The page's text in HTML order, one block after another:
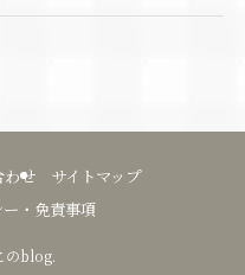
わせ
サイトマップ
・免責事項
のblog.